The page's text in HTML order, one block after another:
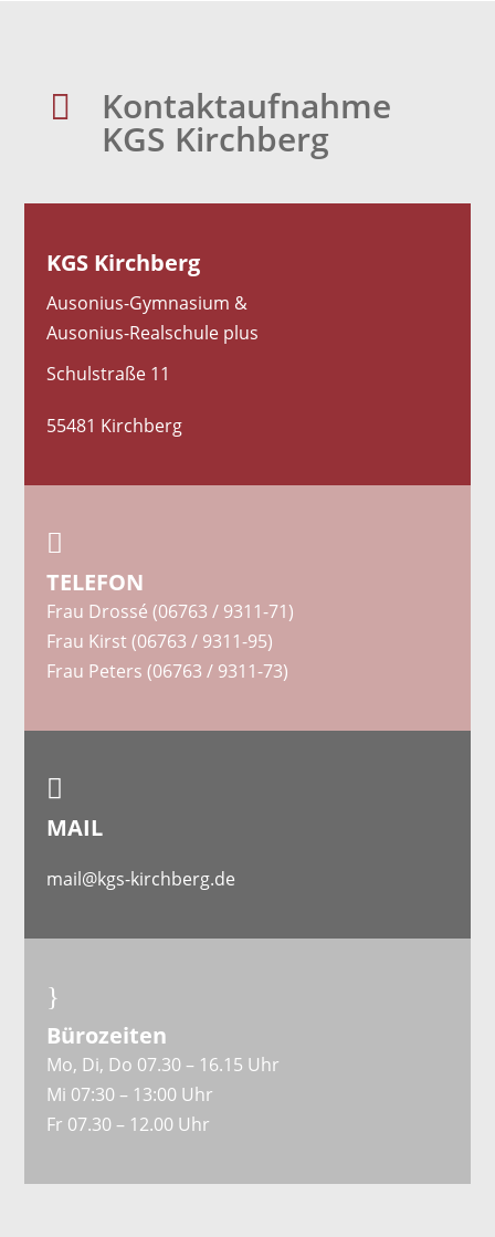
 Kontaktaufnahme
KGS Kirchberg
KGS Kirchberg
Ausonius-Gymnasium &
Ausonius-Realschule plus
Schulstraße 11
55481 Kirchberg

TELEFON
Frau Drossé (06763 / 9311-71)
Frau Kirst (06763 / 9311-95)
Frau Peters (06763 / 9311-73)

MAIL
mail@kgs-kirchberg.de
}
Bürozeiten
Mo, Di, Do 07.30 – 16.15 Uhr
Mi 07:30 – 13:00 Uhr
Fr 07.30 – 12.00 Uhr